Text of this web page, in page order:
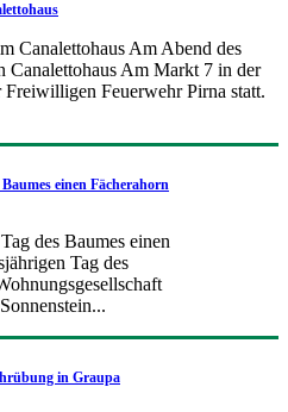
Canalettohaus Am Abend des
Canalettohaus Am Markt 7 in der
Feuerwehr Pirna statt.
einen Fächerahorn
des Baumes einen
Tag des
in Graupa